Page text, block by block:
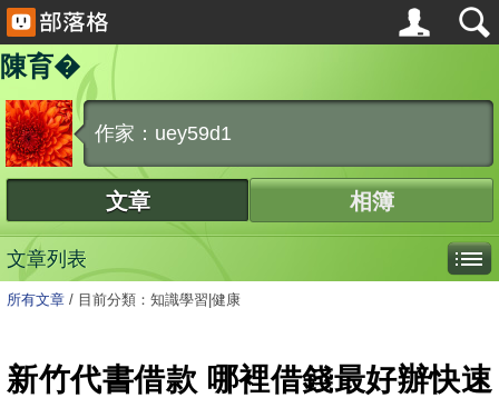
陳育�
作家：uey59d1
文章 相簿
文章列表
所有文章 / 目前分類：知識學習|健康
新竹代書借款 哪裡借錢最好辦快速